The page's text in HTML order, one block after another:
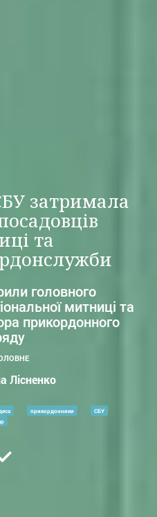
затримала
та
головного
митниці та
прикордонного
Лісненко
прикордонники
СБУ